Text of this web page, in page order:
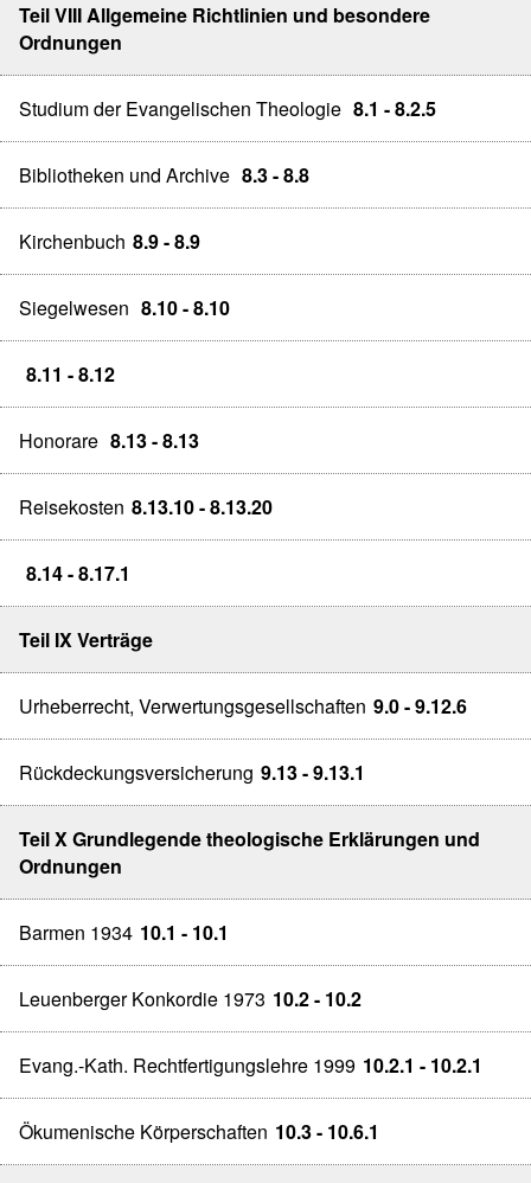
Teil VIII Allgemeine Richtlinien und besondere
Ordnungen
Studium der Evangelischen Theologie 8.1 - 8.2.5
Bibliotheken und Archive 8.3 - 8.8
Kirchenbuch 8.9 - 8.9
Siegelwesen 8.10 - 8.10
8.11 - 8.12
Honorare 8.13 - 8.13
Reisekosten 8.13.10 - 8.13.20
8.14 - 8.17.1
Teil IX Verträge
Urheberrecht, Verwertungsgesellschaften 9.0 - 9.12.6
Rückdeckungsversicherung 9.13 - 9.13.1
Teil X Grundlegende theologische Erklärungen und
Ordnungen
Barmen 1934 10.1 - 10.1
Leuenberger Konkordie 1973 10.2 - 10.2
Evang.-Kath. Rechtfertigungslehre 1999 10.2.1 - 10.2.1
Ökumenische Körperschaften 10.3 - 10.6.1